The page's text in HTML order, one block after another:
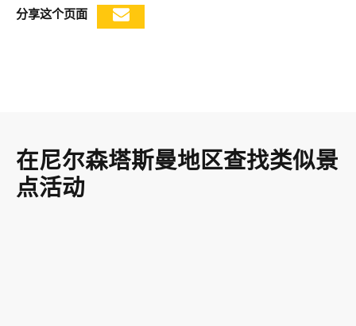
分享这个页面
在尼尔森塔斯曼地区查找类似景
点活动